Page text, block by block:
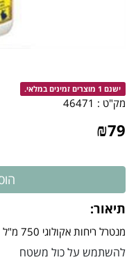
ישנם 1 מוצרים זמינים במלאי.
מק"ט : 46471
₪79
תיאור:
מנטרל ריחות אקולוגי 750 מ"ל
להשתמש על כול משטח